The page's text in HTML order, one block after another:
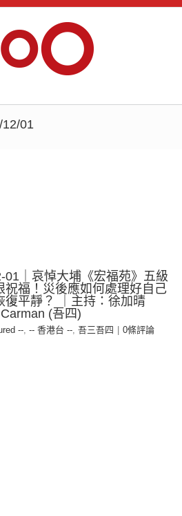
12/01
01｜哀悼大埔《宏福苑》五級
祝福！災後應如何處理好自己
復平靜？ ｜主持：徐加晴
(吾四)
--, -- 香港台 --, 吾三吾四 0條評論